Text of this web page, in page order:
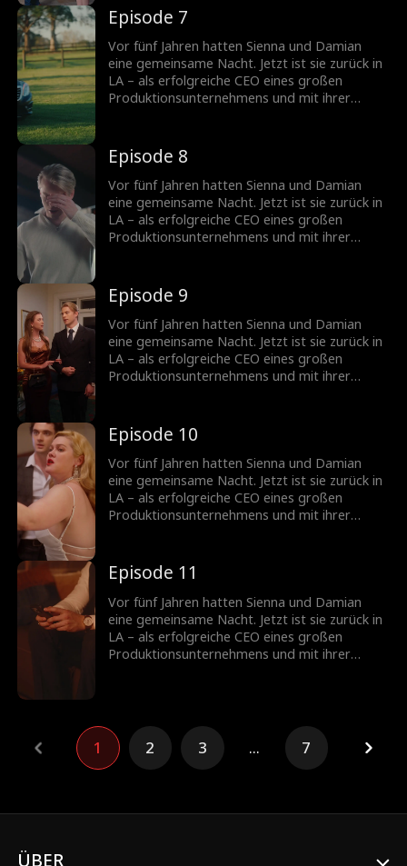
Milliardär preis und wird Poppys Manny.
Können sie gemeinsam gegen alle
Widerstände bestehen und eine neue Familie
aufbauen?
Episode 7
Vor fünf Jahren hatten Sienna und Damian
eine gemeinsame Nacht. Jetzt ist sie zurück in
LA – als erfolgreiche CEO eines großen
Produktionsunternehmens und mit ihrer
Milliardär preis und wird Poppys Manny.
Können sie gemeinsam gegen alle
Widerstände bestehen und eine neue Familie
aufbauen?
Episode 8
Vor fünf Jahren hatten Sienna und Damian
eine gemeinsame Nacht. Jetzt ist sie zurück in
LA – als erfolgreiche CEO eines großen
Produktionsunternehmens und mit ihrer
Milliardär preis und wird Poppys Manny.
Können sie gemeinsam gegen alle
Widerstände bestehen und eine neue Familie
aufbauen?
Episode 9
Vor fünf Jahren hatten Sienna und Damian
eine gemeinsame Nacht. Jetzt ist sie zurück in
LA – als erfolgreiche CEO eines großen
Produktionsunternehmens und mit ihrer
Milliardär preis und wird Poppys Manny.
Können sie gemeinsam gegen alle
Widerstände bestehen und eine neue Familie
aufbauen?
Episode 10
Vor fünf Jahren hatten Sienna und Damian
eine gemeinsame Nacht. Jetzt ist sie zurück in
LA – als erfolgreiche CEO eines großen
Produktionsunternehmens und mit ihrer
Milliardär preis und wird Poppys Manny.
Können sie gemeinsam gegen alle
Widerstände bestehen und eine neue Familie
aufbauen?
Episode 11
Vor fünf Jahren hatten Sienna und Damian
eine gemeinsame Nacht. Jetzt ist sie zurück in
LA – als erfolgreiche CEO eines großen
Produktionsunternehmens und mit ihrer
Können sie gemeinsam gegen alle
Widerstände bestehen und eine neue Familie
aufbauen?
1 2 3 ... 7
ÜBER